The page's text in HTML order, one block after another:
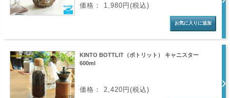
価格： 1,980円(税込)
KINTO BOTTLIT（ボトリット） キャニスター
600ml
価格： 2,420円(税込)